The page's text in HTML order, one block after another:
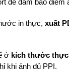
để đảm bảo điểm
in thực, xuất
ở kích thước thực
khi ảnh đủ PPI.